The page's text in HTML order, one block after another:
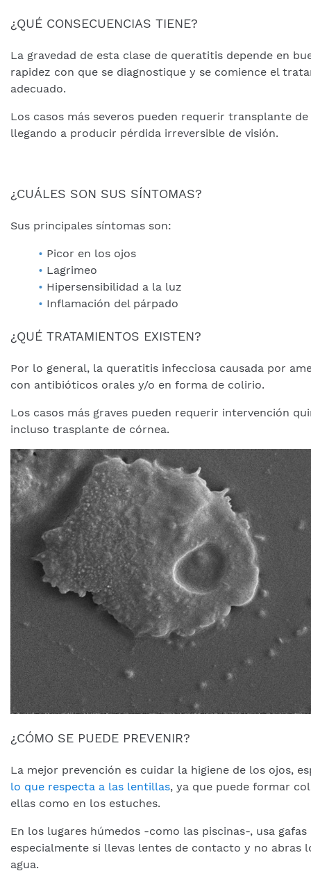
¿QUÉ CONSECUENCIAS TIENE?
La gravedad de esta clase de queratitis depende en
rapidez con que se diagnostique y se comience el
adecuado.
Los casos más severos pueden requerir transplante
llegando a producir pérdida irreversible de visión.
¿CUÁLES SON SUS SÍNTOMAS?
Sus principales síntomas son:
Picor en los ojos
Lagrimeo
Hipersensibilidad a la luz
Inflamación del párpado
¿QUÉ TRATAMIENTOS EXISTEN?
Por lo general, la queratitis infecciosa causada por
con antibióticos orales y/o en forma de colirio.
Los casos más graves pueden requerir intervención
incluso trasplante de córnea.
¿CÓMO SE PUEDE PREVENIR?
La mejor prevención es cuidar la higiene de los ojos,
lo que respecta a las lentillas, ya que puede formar
ellas como en los estuches.
En los lugares húmedos -como las piscinas-, usa gafas
especialmente si llevas lentes de contacto y no abras
agua.